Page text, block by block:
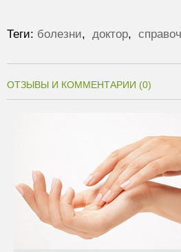
Теги: болезни, доктор,
ОТЗЫВЫ И КОММЕНТАРИИ (0)